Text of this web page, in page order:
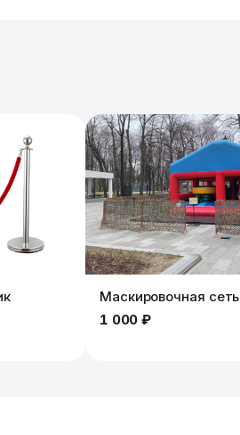
Маскировочная сеть
1 000 ₽